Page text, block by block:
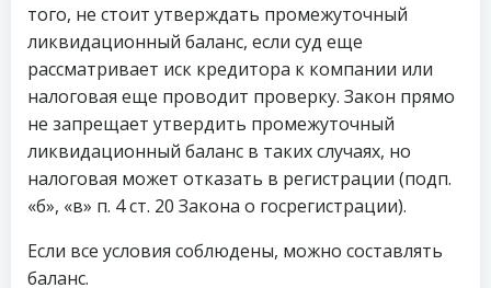
того, не стоит утверждать промежуточный
ликвидационный баланс, если суд еще
рассматривает иск кредитора к компании или
налоговая еще проводит проверку. Закон прямо
не запрещает утвердить промежуточный
ликвидационный баланс в таких случаях, но
налоговая может отказать в регистрации (подп.
«б», «в» п. 4 ст. 20 Закона о госрегистрации).
Если все условия соблюдены, можно составлять
баланс.